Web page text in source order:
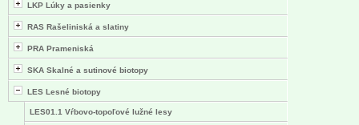
LKP Lúky a pasienky
RAS Rašeliniská a slatiny
PRA Prameniská
SKA Skalné a sutinové biotopy
LES Lesné biotopy
LES01.1 Vŕbovo-topoľové lužné lesy